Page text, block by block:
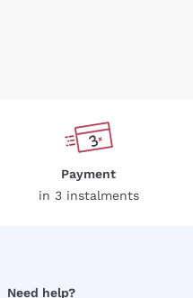
Payment
in 3 instalments
Need help?